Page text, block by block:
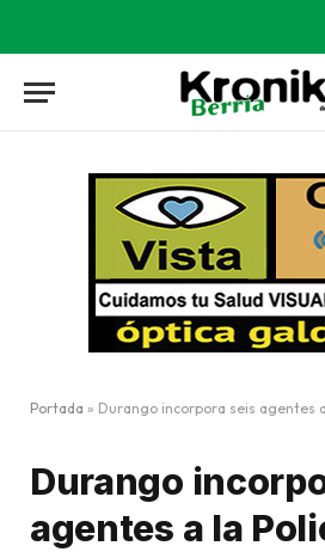
Portada » Durango incorpora seis agentes
Durango
agentes a la